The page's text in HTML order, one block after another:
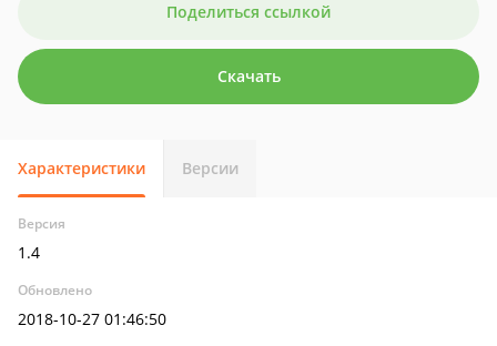
Поделиться ссылкой
Скачать
Характеристики Версии
Версия
1.4
Обновлено
2018-10-27 01:46:50